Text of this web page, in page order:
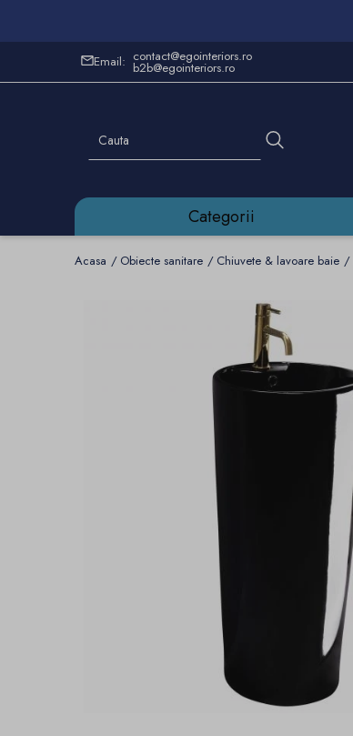
Email: contact@egointeriors.ro
b2b@egointeriors.ro
Categorii
Acasa Obiecte sanitare Chiuvete & lavoare baie